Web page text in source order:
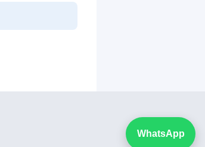
WhatsApp